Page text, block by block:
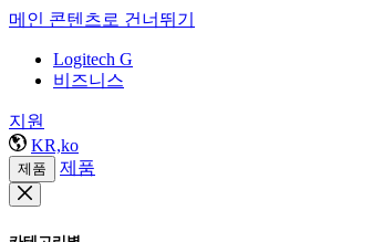
메인 콘텐츠로 건너뛰기
Logitech G
비즈니스
지원
KR,ko
제품 제품